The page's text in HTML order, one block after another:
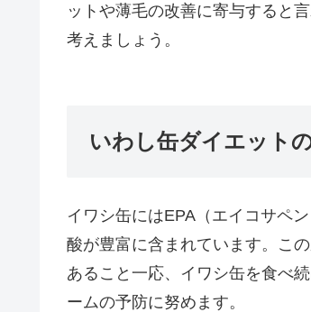
ットや薄毛の改善に寄与すると
考えましょう。
いわし缶ダイエット
イワシ缶にはEPA（エイコサペ
酸が豊富に含まれています。こ
あること一応、イワシ缶を食べ
ームの予防に努めます。